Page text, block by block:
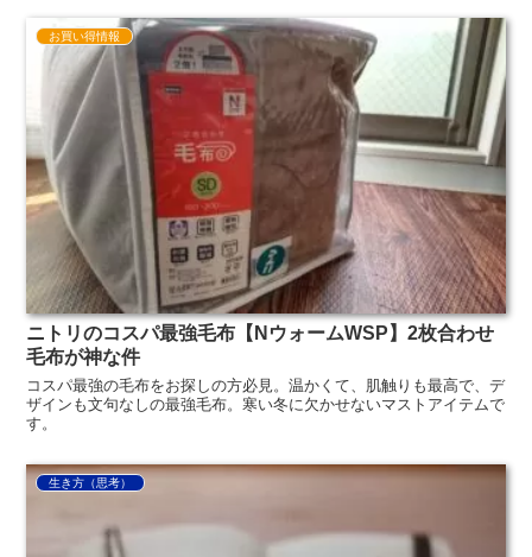
お買い得情報
ニトリのコスパ最強毛布【NウォームWSP】2枚合わせ
毛布が神な件
コスパ最強の毛布をお探しの方必見。温かくて、肌触りも最高で、デ
ザインも文句なしの最強毛布。寒い冬に欠かせないマストアイテムで
す。
生き方（思考）